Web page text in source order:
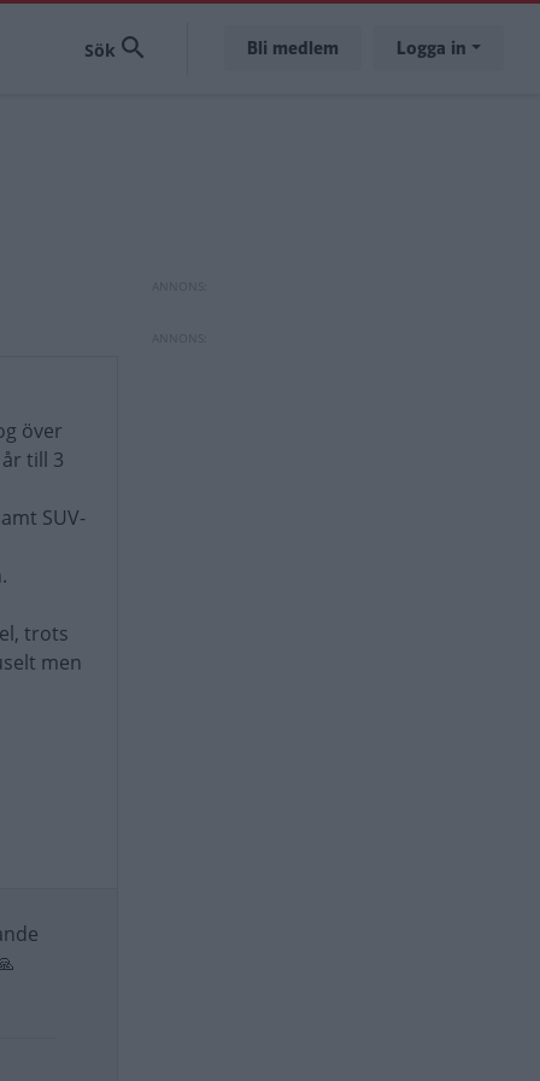
Bli medlem Logga in
över
till 3
SUV-
trots
men